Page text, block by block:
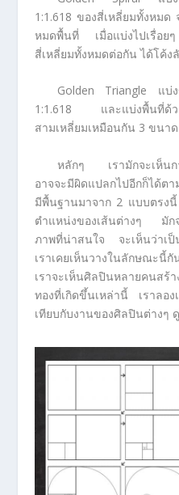
1:1.618 ของสี่เหลี่ยมทั้งหมด
หมดพื้นที่ เมื่อแบ่งไปเรื่อย
สี่เหลี่ยมทั้งหมดต่อกัน ได้โค้
Golden Triangle แบ่ง
1:1.618 และแบ่งพื้นที่ด้วย
สามเหลี่ยมเหมือนกัน 3 ขนาด
หลักๆ เรามักจะเห็นก
อาจจะมีผิดแปลกไปอีกก็ได้ต
มีพื้นฐานมาจาก 2 แบบตรง
ตำแหน่งของเส้นต่างๆ มักจ
ภาพที่น่าสนใจ จะเห็นว่าเป็
เราเคยเห็นวางในลักษณะนี้
เราจะเห็นศิลปินหลายคนสร้
ทองที่เกิดขึ้นเหล่านี้ เราลอ
เทียบกับงานของศิลปินต่างๆ